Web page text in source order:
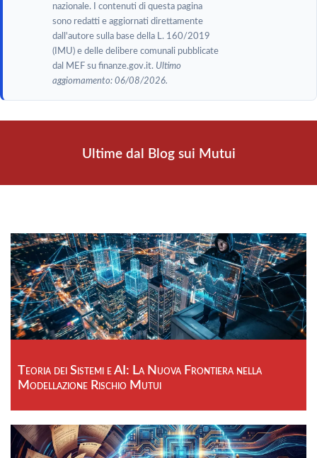
nazionale. I contenuti di questa pagina
sono redatti e aggiornati direttamente
dall'autore sulla base della L. 160/2019
(IMU) e delle delibere comunali pubblicate
dal MEF su finanze.gov.it. Ultimo
aggiornamento: 06/08/2026.
Ultime dal Blog sui Mutui
Teoria dei Sistemi e AI: La Nuova Frontiera nella
Modellazione Rischio Mutui